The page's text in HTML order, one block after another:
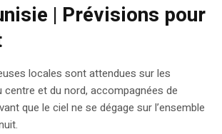
| Prévisions pour
locales sont attendues sur les
et du nord, accompagnées de
que le ciel ne se dégage sur l’ensemble